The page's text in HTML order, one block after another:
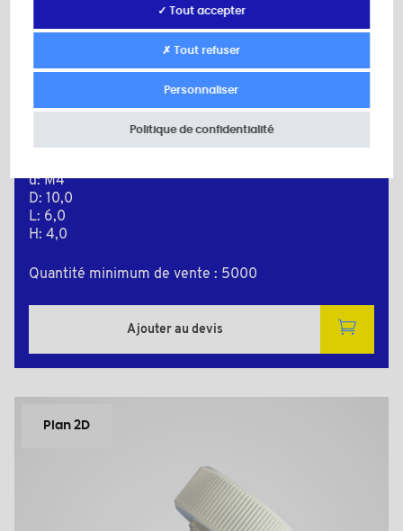
PLAS8246A
Couleur: naturel
d: M4
D: 10,0
L: 6,0
H: 4,0
Quantité minimum de vente : 5000
Ajouter au devis
Plan 2D
✓ Tout accepter
✗ Tout refuser
Personnaliser
Politique de confidentialité